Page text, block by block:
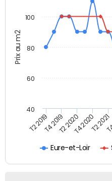
Prix au m2
Eure-et-Loir
T2 2019T4 2019T2 2020T4 2020T2 2021
60
80
100
40